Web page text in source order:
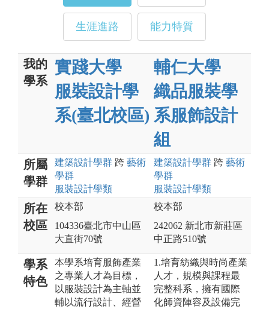
生涯進路 能力特質
我的
學系
實踐大學
服裝設計學
系(臺北校區)
輔仁大學
織品服裝學
系服飾設計
組
所屬
學群
建築設計學群 跨 藝術
學群
服裝設計學類
建築設計學群 跨 藝術
學群
服裝設計學類
所在
校區
校本部
104336臺北市中山區
大直街70號
校本部
242062 新北市新莊區
中正路510號
學系
特色
本學系培育服飾產業
之專業人才為目標，
以服裝設計為主軸並
輔以流行設計、經營
1.培育紡織與時尚產業
人才，規模與課程最
完整科系，擁有國際
化師資陣容及設備完